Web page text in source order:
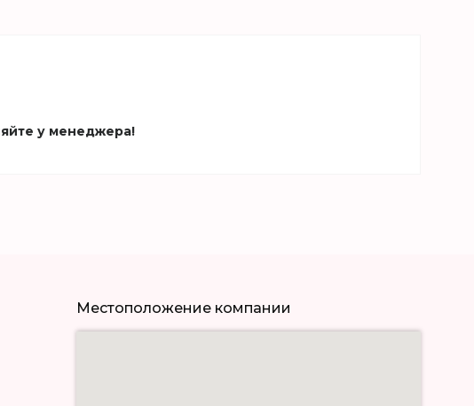
у менеджера!
Местоположение компании